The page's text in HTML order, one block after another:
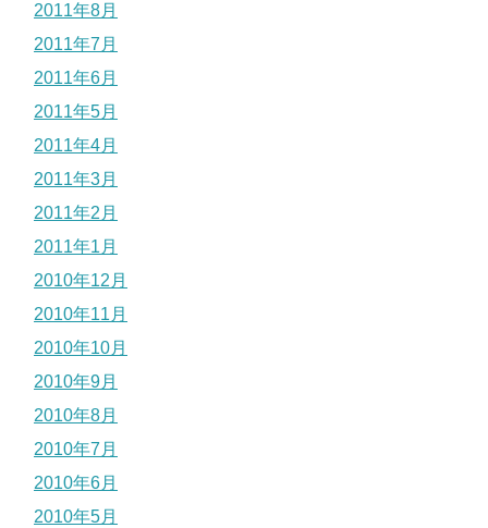
2011年8月
2011年7月
2011年6月
2011年5月
2011年4月
2011年3月
2011年2月
2011年1月
2010年12月
2010年11月
2010年10月
2010年9月
2010年8月
2010年7月
2010年6月
2010年5月